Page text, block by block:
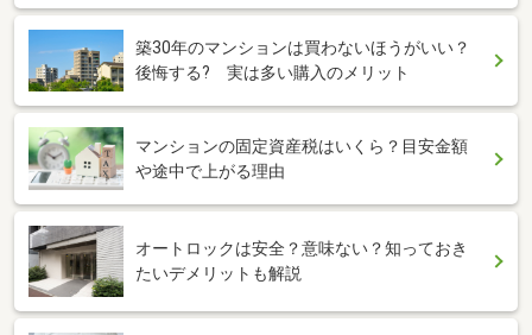
築30年のマンションは買わないほうがいい？
後悔する? 実は多い購入のメリット
マンションの固定資産税はいくら？目安金額
や途中で上がる理由
オートロックは安全？意味ない？知っておき
たいデメリットも解説